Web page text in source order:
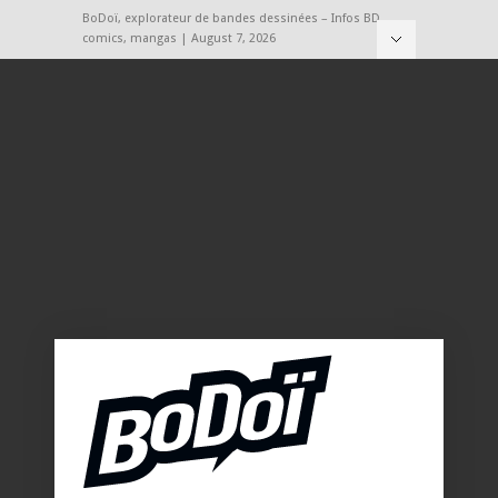
BoDoï, explorateur de bandes dessinées – Infos BD,
comics, mangas | August 7, 2026